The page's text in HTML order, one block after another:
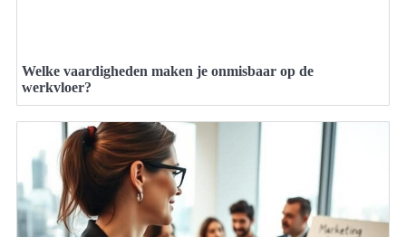
Welke vaardigheden maken je onmisbaar op de
werkvloer?